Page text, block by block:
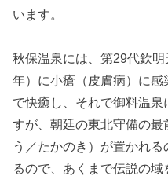
います。
秋保温泉には、第29代欽
年）に小瘡（皮膚病）に
で快癒し、それで御料温泉
すが、朝廷の東北守備の最
う／たかのき）が置かれ
るので、あくまで伝説の域